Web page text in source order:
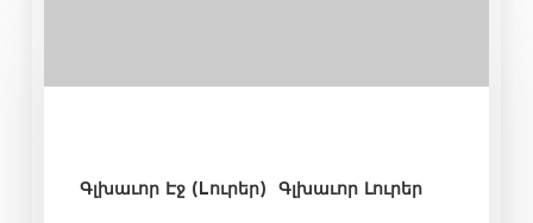
Գլխաւոր Էջ (Lուրեր) Գլխաւոր Լուրեր